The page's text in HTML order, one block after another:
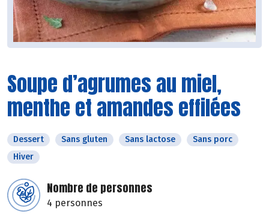
Soupe d’agrumes au miel,
menthe et amandes effilées
Dessert Sans gluten Sans lactose
Sans porc
Hiver
Nombre de personnes
4 personnes